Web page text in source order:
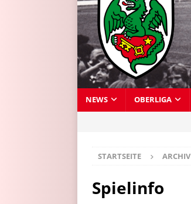
NEWS OBERLIGA
STARTSEITE ARCHIV
Spielinfo